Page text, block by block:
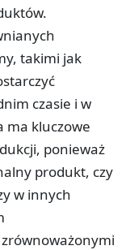
takimi jak
czasie i w
ma kluczowe
ponieważ
produkt, czy
w innych